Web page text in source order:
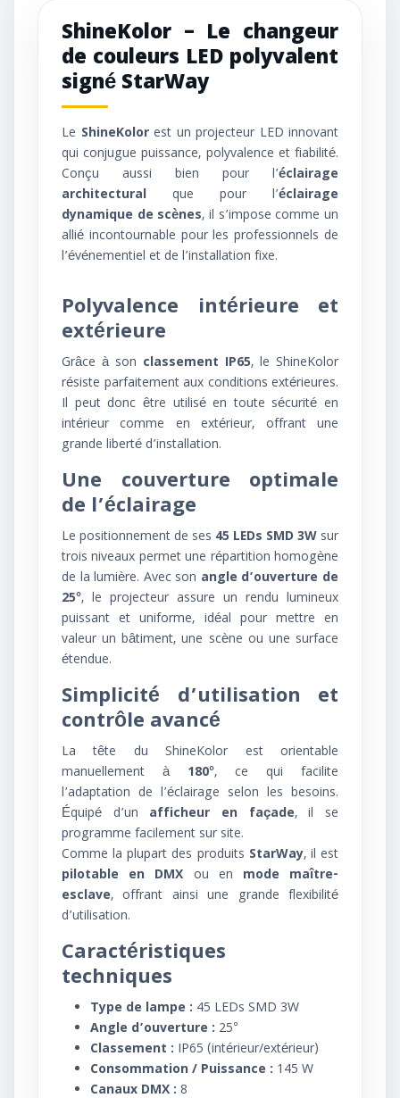
ShineKolor – Le changeur
de couleurs LED polyvalent
signé StarWay
Le ShineKolorest un projecteur LED innovant
qui conjugue puissance, polyvalence et fiabilité.
Conçu aussi bien pour l’éclairage
architectural que pour l’éclairage
dynamique de scènes, il s’impose comme un
allié incontournable pour les professionnels de
l’événementiel et de l’installation fixe.
Polyvalence intérieure et
extérieure
Grâce à son classement IP65, le ShineKolor
résiste parfaitement aux conditions extérieures.
Il peut donc être utilisé en toute sécurité en
intérieur comme en extérieur, offrant une
grande liberté d’installation.
Une couverture optimale
de l’éclairage
Le positionnement de ses 45 LEDs SMD 3W sur
trois niveaux permet une répartition homogène
de la lumière. Avec son angle d’ouverture de
25°, le projecteur assure un rendu lumineux
puissant et uniforme, idéal pour mettre en
valeur un bâtiment, une scène ou une surface
étendue.
Simplicité d’utilisation et
contrôle avancé
La tête du ShineKolor est orientable
manuellement à 180°, ce qui facilite
l’adaptation de l’éclairage selon les besoins.
Équipé d’un afficheur en façade, il se
programme facilement sur site.
Comme la plupart des produits StarWay, il est
pilotable en DMX ou en mode maître-
esclave, offrant ainsi une grande flexibilité
d’utilisation.
Caractéristiques
techniques
Type de lampe : 45 LEDs SMD 3W
Angle d’ouverture : 25°
Classement : IP65 (intérieur/extérieur)
Consommation / Puissance : 145 W
Canaux DMX : 8